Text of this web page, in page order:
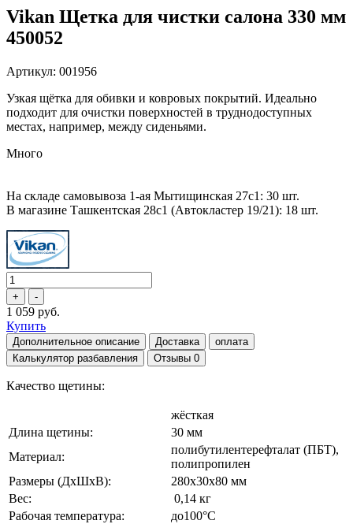
Vikan Щетка для чистки салона 330 мм
450052
Артикул: 001956
Узкая щётка для обивки и ковровых покрытий. Идеально
подходит для очистки поверхностей в труднодоступных
местах, например, между сиденьями.
Много
На складе самовывоза 1-ая Мытищинская 27с1: 30 шт.
В магазине Ташкентская 28с1 (Автокластер 19/21): 18 шт.
1 059 руб.
Купить
Дополнительное описание Доставка
оплата
Калькулятор разбавления
Отзывы 0
Качество щетины:
жёсткая
Длина щетины:
30 мм
Материал:
полибутилентерефталат (ПБТ),
полипропилен
Размеры (ДхШхВ):
280х30х80 мм
Вес:
0,14 кг
Рабочая температура:
до100°C